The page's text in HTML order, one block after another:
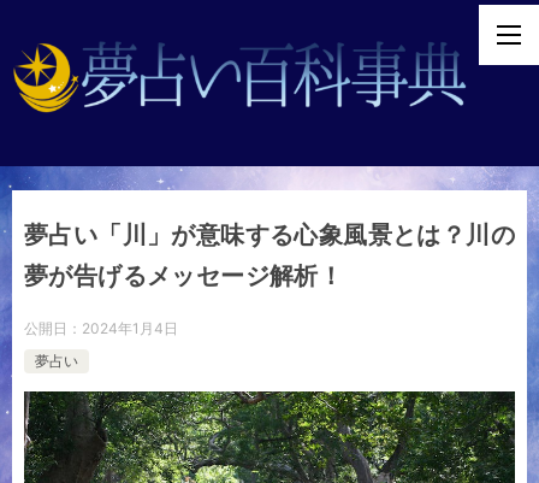
夢占い「川」が意味する心象風景とは？川の
夢が告げるメッセージ解析！
公開日： 2024年1月4日
夢占い